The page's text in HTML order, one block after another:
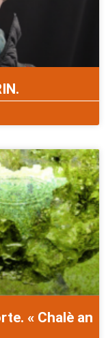
« Chalè an